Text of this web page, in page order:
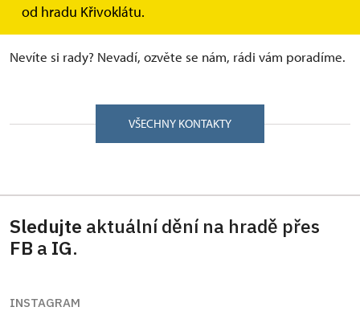
od hradu Křivoklátu.
Rychlý kontakt
Nevíte si rady? Nevadí, ozvěte se nám, rádi vám poradíme.
VŠECHNY KONTAKTY
Sledujte aktuální dění na hradě přes
FB a IG.
INSTAGRAM